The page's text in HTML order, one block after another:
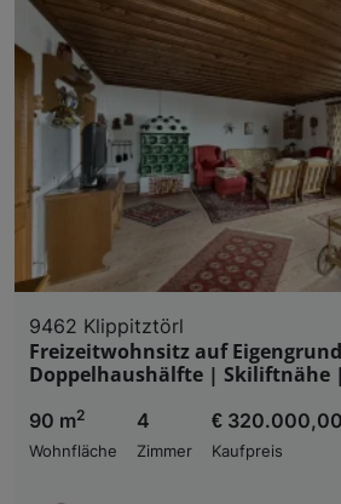
9462 Klippitztörl
Freizeitwohnsitz auf
Doppelhaushälfte | Skiliftnähe
90 m2
Wohnfläche
4
Zimmer
€ 320.000,00
Kaufpreis